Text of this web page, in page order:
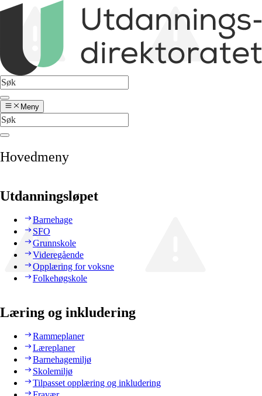
Meny
Hovedmeny
Utdanningsløpet
Barnehage
SFO
Grunnskole
Videregående
Opplæring for voksne
Folkehøgskole
Læring og inkludering
Rammeplaner
Læreplaner
Barnehagemiljø
Skolemiljø
Tilpasset opplæring og inkludering